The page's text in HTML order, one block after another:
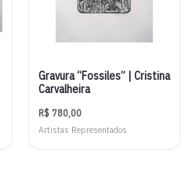
Gravura “Fossiles” | Cristina
Carvalheira
R$ 780,00
Artistas Representados